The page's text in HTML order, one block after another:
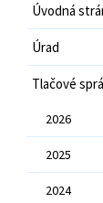
Úvodná
Úrad
Tlačové
2026
2025
2024